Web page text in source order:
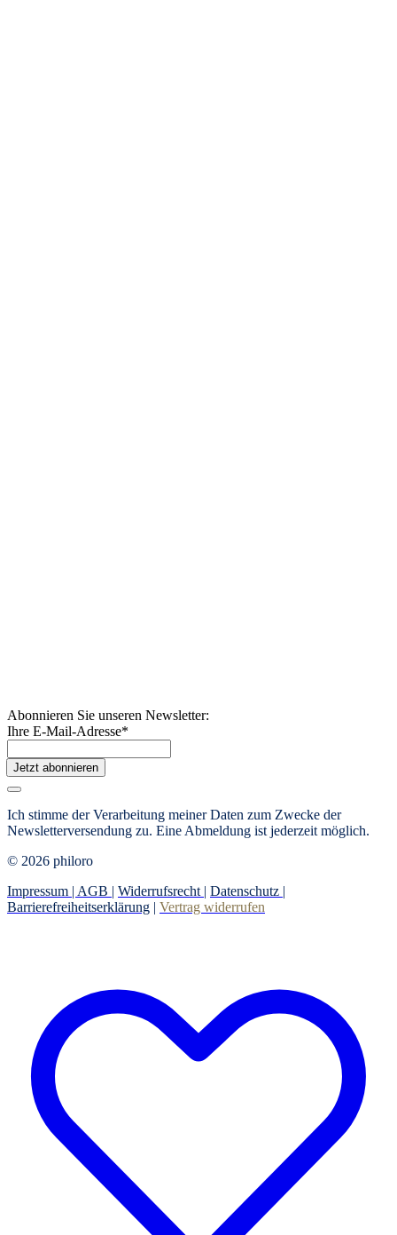
Abonnieren Sie unseren Newsletter:
Ihre E-Mail-Adresse*
Jetzt abonnieren
Ich stimme der Verarbeitung meiner Daten zum Zwecke der
Newsletterversendung zu. Eine Abmeldung ist jederzeit möglich.
© 2026 philoro
Impressum | AGB | Widerrufsrecht | Datenschutz |
Barrierefreiheitserklärung | Vertrag widerrufen